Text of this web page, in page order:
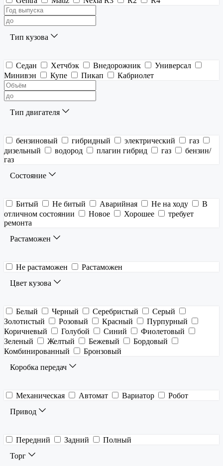
Тип кузова
Седан Хетчбэк Внедорожник
Универсал
Минивэн
Купе Пикап Кабриолет
Тип двигателя
бензиновый гибридный электрический
газ
дизельный
водород плагин гибрид газ
бензин/
газ
Состояние
Битый Не битый Аварийная Не на ходу
В
отличном состоянии
Новое Хорошее
требует
ремонта
Растаможен
Не растаможен
Растаможен
Цвет кузова
Белый Черный Серебристый
Серый
Золотистый
Розовый Красный
Пурпурный
Коричневый
Голубой Синий
Фиолетовый
Зеленый
Желтый Бежевый
Бордовый
Комбинированный
Бронзовый
Коробка передач
Механическая Автомат Вариатор
Робот
Привод
Передний Задний
Полный
Торг